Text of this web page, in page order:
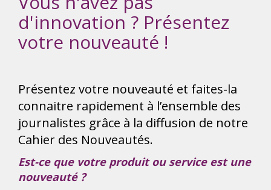
d'innovation ? Présentez
votre nouveauté !
Présentez votre nouveauté et faites-la
connaitre rapidement à l’ensemble des
journalistes grâce à la diffusion de notre
Cahier des Nouveautés.
Est-ce que votre produit ou service est une
nouveauté ?